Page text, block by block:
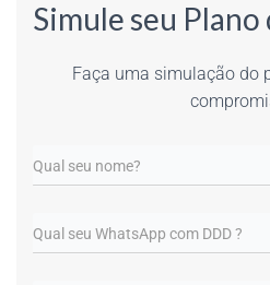
Simule seu Plano
Faça uma simulação do